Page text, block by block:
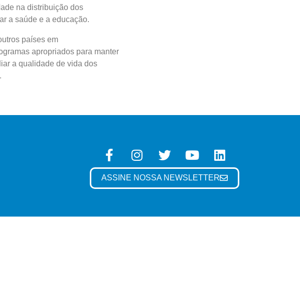
na distribuição dos
a saúde e a educação.
países em
apropriados para manter
a qualidade de vida dos
ASSINE NOSSA NEWSLETTER